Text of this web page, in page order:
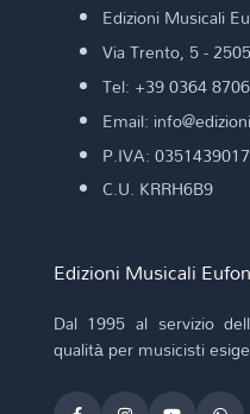
Edizioni Musicali
Via Trento, 5 -
Tel: +39 0364
Email:
P.IVA:
C.U. KRRH6B9
Edizioni Musicali
Dal 1995 al servizio
qualità per musicisti